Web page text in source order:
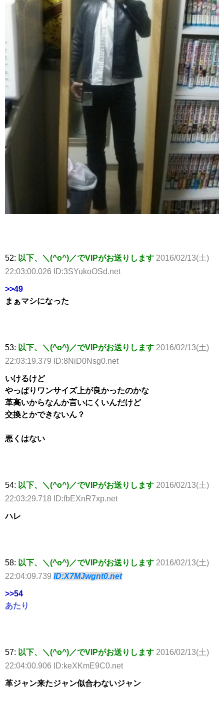
52: 以下、＼(^o^)／でVIPがお送りします 2016/02/13(土)
22:03:00.026 ID:3SYukoOSd.net
>>49
まぁマシになった
53: 以下、＼(^o^)／でVIPがお送りします 2016/02/13(土)
22:03:19.379 ID:8NiD0Nsg0.net
いけるけど
やっぱりワンサイズ上が良かったのかな
革高いからなんか言いにくいんだけど
交換とかできないん？
悪くはない
54: 以下、＼(^o^)／でVIPがお送りします 2016/02/13(土)
22:03:29.718 ID:fbEXnR7xp.net
ハレ
58: 以下、＼(^o^)／でVIPがお送りします 2016/02/13(土)
22:04:09.739 ID:X7MJwgnt0.net
>>54
あたり
57: 以下、＼(^o^)／でVIPがお送りします 2016/02/13(土)
22:04:00.906 ID:keXKmE9C0.net
革ジャン来たジャン似合わないジャン